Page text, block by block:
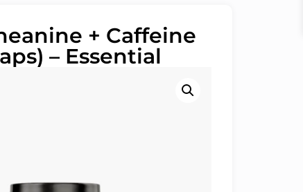
+ Caffeine
– Essential